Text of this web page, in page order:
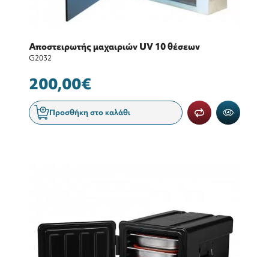
Αποστειρωτής μαχαιριών UV 10 θέσεων
G2032
200,00€
Προσθήκη στο καλάθι